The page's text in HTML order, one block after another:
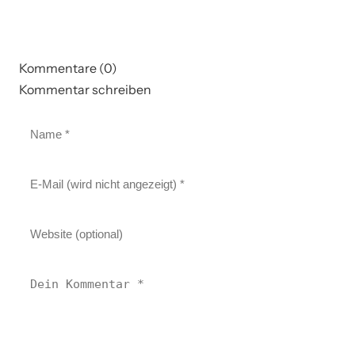
Kommentare (0)
Kommentar schreiben